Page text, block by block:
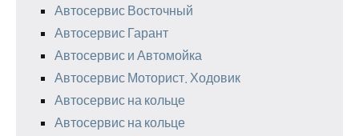
Автосервис Восточный
Автосервис Гарант
Автосервис и Автомойка
Автосервис Моторист. Ходовик
Автосервис на кольце
Автосервис на кольце